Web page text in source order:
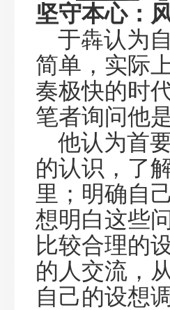
坚守本心：
于犇认为
简单，实际
奏极快的时
笔者询问他
他认为首
的认识，了
里；明确自
想明白这些
比较合理的
的人交流，
自己的设想